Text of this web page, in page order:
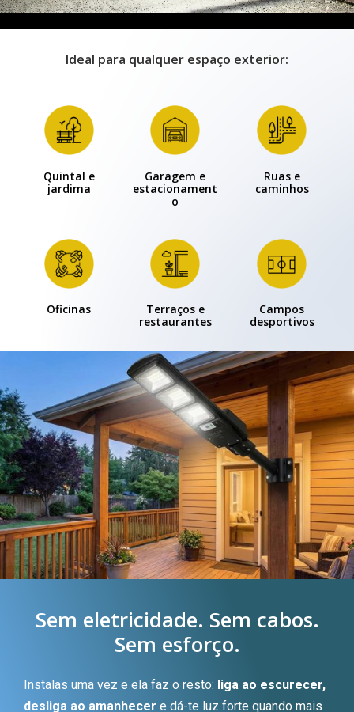
Ideal para qualquer espaço exterior:
Quintal e
jardimа
Garagem e
estacionament
o
Ruas e
caminhos
Oficinas
Terraços e
restaurantes
Campos
desportivos
Sem eletricidade. Sem cabos.
Sem esforço.
Instalas uma vez e ela faz o resto: liga ao escurecer,
desliga ao amanhecer e dá-te luz forte quando mais